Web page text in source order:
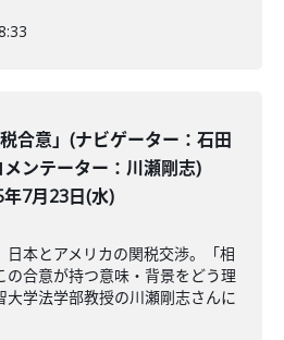
税合意」(ナビゲーター：石田
メンテーター：川瀬剛志)
年7月23日(水)
日本とアメリカの関税交渉。「相
の合意が持つ意味・背景をどう理
学法学部教授の川瀬剛志さんに